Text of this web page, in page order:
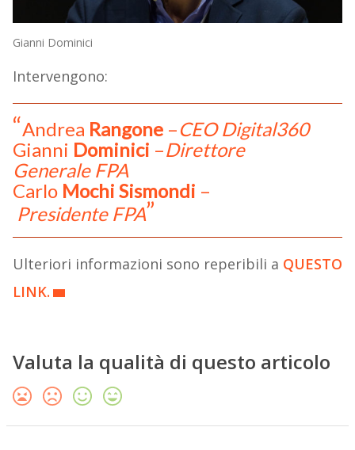
Gianni Dominici
Intervengono:
Andrea Rangone –CEO Digital360
Gianni Dominici –Direttore
Generale FPA
Carlo Mochi Sismondi –
Presidente FPA
Ulteriori informazioni sono reperibili a QUESTO
LINK.
Valuta la qualità di questo articolo